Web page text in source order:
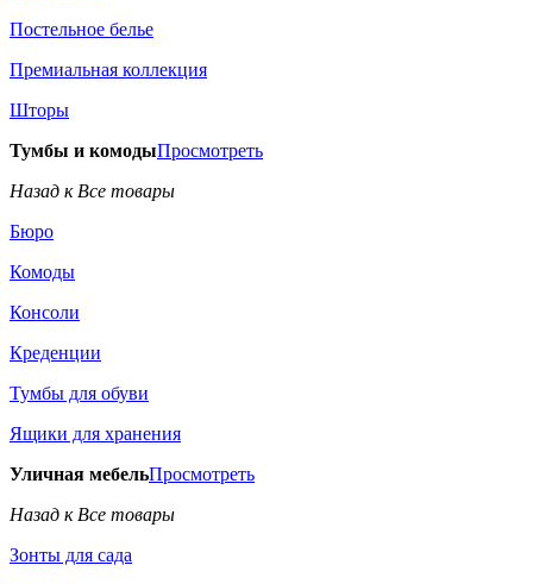
Постельное белье
Премиальная коллекция
Шторы
Тумбы и комодыПросмотреть
Назад к Все товары
Бюро
Комоды
Консоли
Креденции
Тумбы для обуви
Ящики для хранения
Уличная мебельПросмотреть
Назад к Все товары
Зонты для сада